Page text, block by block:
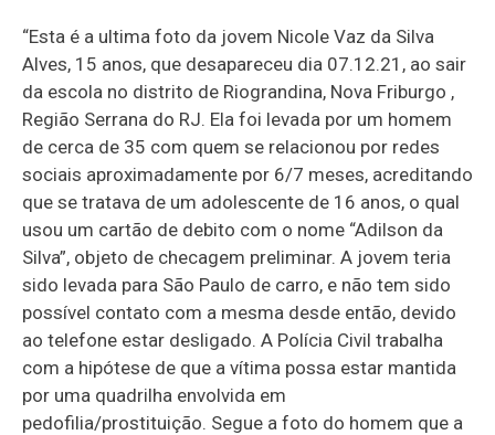
“Esta é a ultima foto da jovem Nicole Vaz da Silva
Alves, 15 anos, que desapareceu dia 07.12.21, ao sair
da escola no distrito de Riograndina, Nova Friburgo ,
Região Serrana do RJ. Ela foi levada por um homem
de cerca de 35 com quem se relacionou por redes
sociais aproximadamente por 6/7 meses, acreditando
que se tratava de um adolescente de 16 anos, o qual
usou um cartão de debito com o nome “Adilson da
Silva”, objeto de checagem preliminar. A jovem teria
sido levada para São Paulo de carro, e não tem sido
possível contato com a mesma desde então, devido
ao telefone estar desligado. A Polícia Civil trabalha
com a hipótese de que a vítima possa estar mantida
por uma quadrilha envolvida em
pedofilia/prostituição. Segue a foto do homem que a